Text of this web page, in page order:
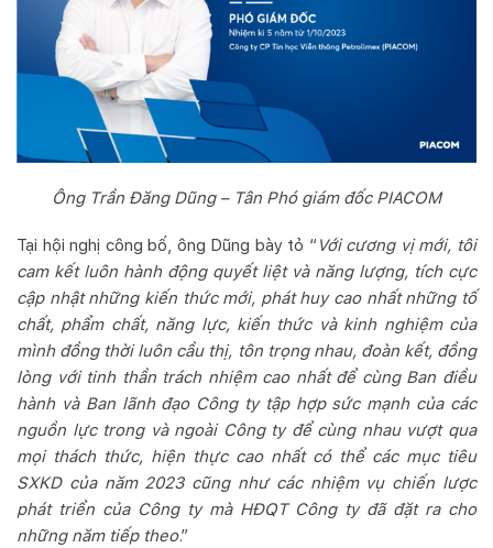
Ông Trần Đăng Dũng – Tân Phó giám đốc PIACOM
Tại hội nghị công bố, ông Dũng bày tỏ “ Với cương vị mới, tôi
cam kết luôn hành động quyết liệt và năng lượng, tích cực
cập nhật những kiến thức mới, phát huy cao nhất những tố
chất, phẩm chất, năng lực, kiến thức và kinh nghiệm của
mình đồng thời luôn cầu thị, tôn trọng nhau, đoàn kết, đồng
lòng với tinh thần trách nhiệm cao nhất để cùng Ban điều
hành và Ban lãnh đạo Công ty tập hợp sức mạnh của các
nguồn lực trong và ngoài Công ty để cùng nhau vượt qua
mọi thách thức, hiện thực cao nhất có thể các mục tiêu
SXKD của năm 2023 cũng như các nhiệm vụ chiến lược
phát triển của Công ty mà HĐQT Công ty đã đặt ra cho
những năm tiếp theo.”